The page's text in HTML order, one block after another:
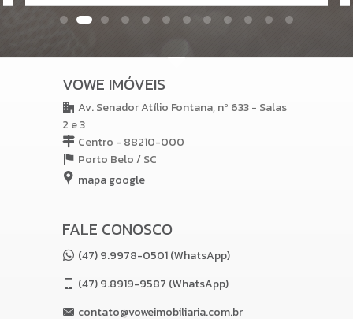
VOWE IMÓVEIS
Av. Senador Atílio Fontana, nº 633 - Salas
2 e 3
Centro - 88210-000
Porto Belo /SC
mapa google
FALE CONOSCO
(47) 9.9978-0501 (WhatsApp)
(47)9.8919-9587 (WhatsApp)
contato@voweimobiliaria.com.br